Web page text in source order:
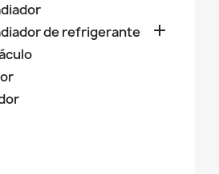
de refrigerante
